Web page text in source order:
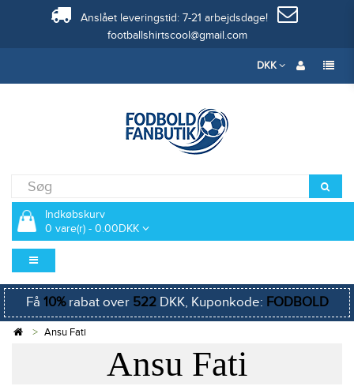
Anslået leveringstid: 7-21 arbejdsdage!
footballshirtscool@gmail.com
DKK
Indkøbskurv
0 vare(r) - 0.00DKK
Få 10%rabat over 522DKK, Kuponkode: FODBOLD
Ansu Fati
Ansu Fati